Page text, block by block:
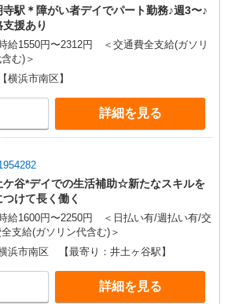
寺駅＊障がい者デイでパート勤務♪週3〜♪
支援あり
給1550円〜2312円 ＜交通費全支給(ガソリ
む)＞
【横浜市南区】
詳細を見る
ケ谷*デイでの生活補助☆新たなスキルを
つけて長く働く
給1600円〜2250円 ＜日払い有/週払い有/交
支給(ガソリン代含む)＞
浜市南区 【最寄り：井土ヶ谷駅】
詳細を見る